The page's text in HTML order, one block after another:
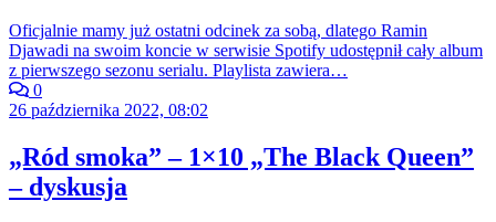
Oficjalnie mamy już ostatni odcinek za sobą, dlatego Ramin
Djawadi na swoim koncie w serwisie Spotify udostępnił cały album
z pierwszego sezonu serialu. Playlista zawiera…
0
26 października 2022, 08:02
„Ród smoka” – 1×10 „The Black Queen”
– dyskusja